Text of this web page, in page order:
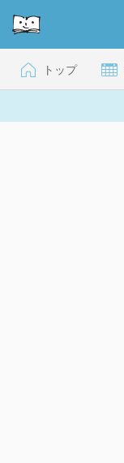
トップ